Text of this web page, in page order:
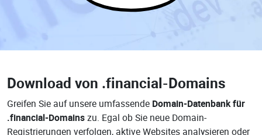
Download von .financial-Domains
Greifen Sie auf unsere umfassende Domain-Datenbank für
.financial-Domainszu. Egal ob Sie neue Domain-
Registrierungen verfolgen, aktive Websites analysieren oder